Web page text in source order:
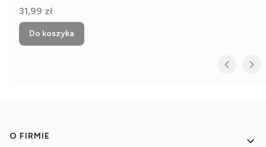
Cena
31,99 zł
Do koszyka
Linki w stopce
O FIRMIE